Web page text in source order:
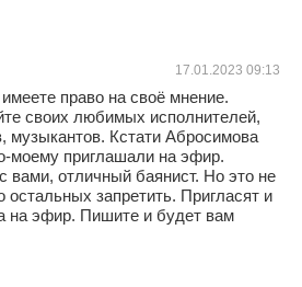
17.01.2023 09:13
право на своё мнение.
своих любимых исполнителей,
музыкантов. Кстати Абросимова
моему приглашали на эфир.
вами, отличный баянист. Но это не
остальных запретить. Пригласят и
на эфир. Пишите и будет вам